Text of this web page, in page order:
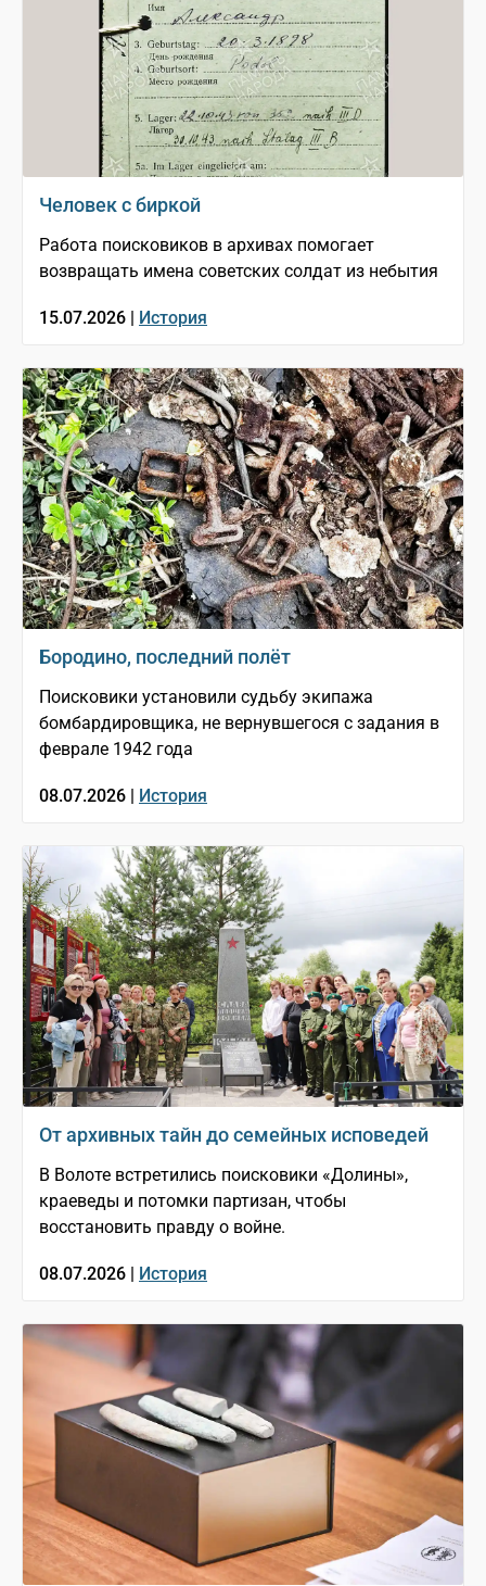
Человек с биркой
Работа поисковиков в архивах помогает
возвращать имена советских солдат из небытия
15.07.2026 | История
Бородино, последний полёт
Поисковики установили судьбу экипажа
бомбардировщика, не вернувшегося с задания в
феврале 1942 года
08.07.2026 | История
От архивных тайн до семейных исповедей
В Волоте встретились поисковики «Долины»,
краеведы и потомки партизан, чтобы
восстановить правду о войне.
08.07.2026 | История